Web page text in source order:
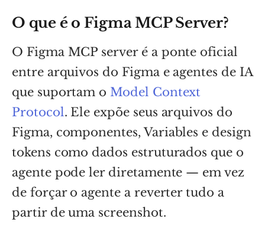
O que é o Figma MCP Server?
O Figma MCP server é a ponte oficial
entre arquivos do Figma e agentes de IA
que suportam o Model Context
Protocol. Ele expõe seus arquivos do
Figma, componentes, Variables e design
tokens como dados estruturados que o
agente pode ler diretamente — em vez
de forçar o agente a reverter tudo a
partir de uma screenshot.